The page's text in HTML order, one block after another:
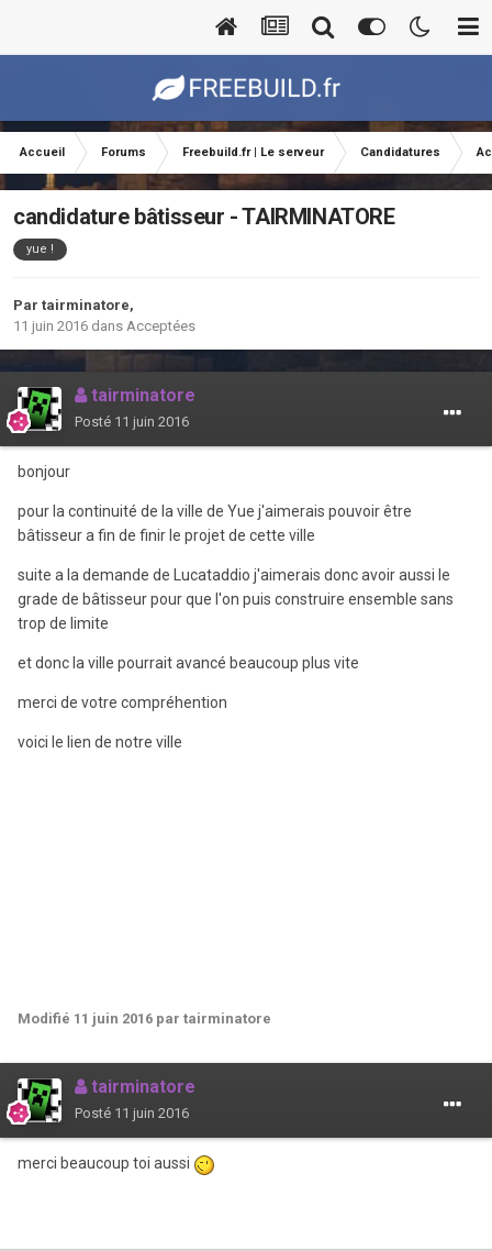
Accueil Forums Freebuild.fr | Le serveur Candidatures
candidature bâtisseur - TAIRMINATORE
yue !
Par tairminatore,
11 juin 2016 dans Acceptées
tairminatore
Posté 11 juin 2016
bonjour
pour la continuité de la ville de Yue j'aimerais pouvoir être
bâtisseur a fin de finir le projet de cette ville
suite a la demande de Lucataddio j'aimerais donc avoir aussi le
grade de bâtisseur pour que l'on puis construire ensemble sans
trop de limite
et donc la ville pourrait avancé beaucoup plus vite
merci de votre compréhention
voici le lien de notre ville
Modifié 11 juin 2016 par tairminatore
tairminatore
Posté 11 juin 2016
merci beaucoup toi aussi